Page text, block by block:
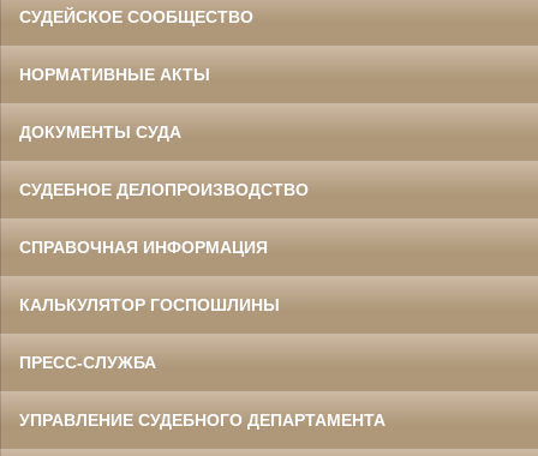
СУДЕЙСКОЕ СООБЩЕСТВО
НОРМАТИВНЫЕ АКТЫ
ДОКУМЕНТЫ СУДА
СУДЕБНОЕ ДЕЛОПРОИЗВОДСТВО
СПРАВОЧНАЯ ИНФОРМАЦИЯ
КАЛЬКУЛЯТОР ГОСПОШЛИНЫ
ПРЕСС-СЛУЖБА
УПРАВЛЕНИЕ СУДЕБНОГО ДЕПАРТАМЕНТА